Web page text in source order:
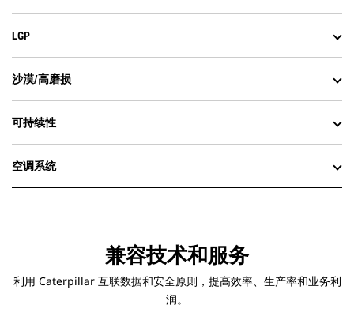
LGP
沙漠/高磨损
可持续性
空调系统
兼容技术和服务
利用 Caterpillar 互联数据和安全原则，提高效率、生产率和业务利
润。